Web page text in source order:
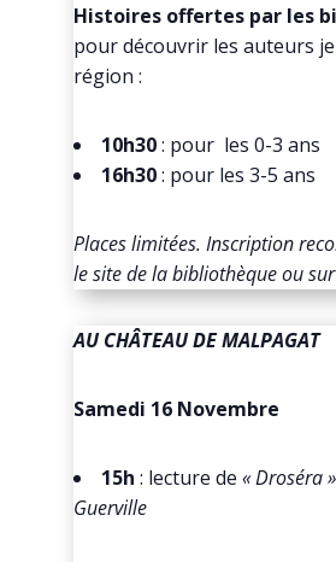
Histoires offertes par les
pour découvrir les auteurs
région :
10h30: pour les 0-3 ans
16h30: pour les 3-5 ans
Places limitées. Inscription
le site de la bibliothèque ou
AU CHÂTEAU DE MALPAGAT
Samedi 16 Novembre
15h : lecture de « Droséra
Guerville